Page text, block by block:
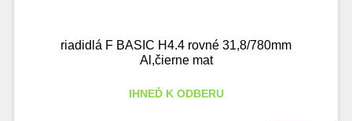
riadidlá F BASIC H4.4 rovné 31,8/780mm
Al,čierne mat
IHNEĎ K ODBERU